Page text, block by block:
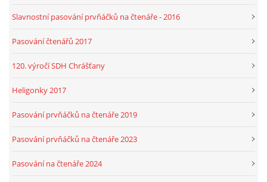
Slavnostní pasování prvňáčků na čtenáře - 2016
Pasování čtenářů 2017
120. výročí SDH Chrášťany
Heligonky 2017
Pasování prvňáčků na čtenáře 2019
Pasování prvňáčků na čtenáře 2023
Pasování na čtenáře 2024